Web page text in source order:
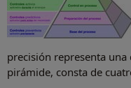
precisión representa una
pirámide, consta de